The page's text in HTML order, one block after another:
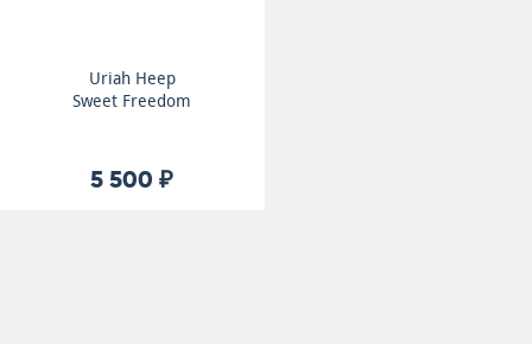
Uriah Heep
Sweet Freedom
5 500 ₽